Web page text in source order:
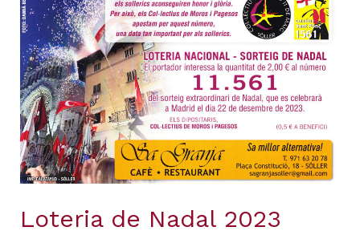
Loteria de Nadal 2023
de
Nadal
2023